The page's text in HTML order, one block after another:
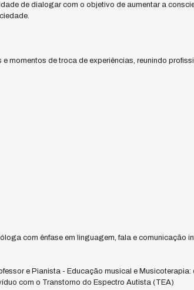
de dialogar com o objetivo de aumentar a
momentos de troca de experiências, reunindo
com ênfase em linguagem, fala e comunicação
e Pianista - Educação musical e
com o Transtorno do Espectro Autista (TEA)